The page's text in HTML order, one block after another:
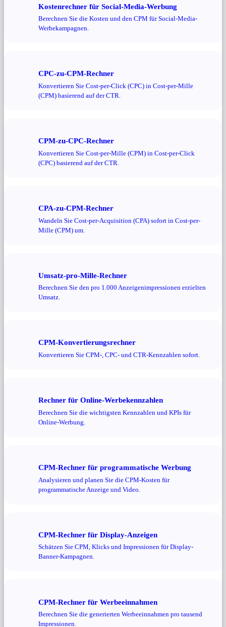
Kostenrechner für Social-Media-Werbung
Berechnen Sie die Kosten und den CPM für Social-Media-
Werbekampagnen.
CPC-zu-CPM-Rechner
Konvertieren Sie Cost-per-Click (CPC) in Cost-per-Mille
(CPM) basierend auf der CTR.
CPM-zu-CPC-Rechner
Konvertieren Sie Cost-per-Mille (CPM) in Cost-per-Click
(CPC) basierend auf der CTR.
CPA-zu-CPM-Rechner
Wandeln Sie Cost-per-Acquisition (CPA) sofort in Cost-per-
Mille (CPM) um.
Umsatz-pro-Mille-Rechner
Berechnen Sie den pro 1.000 Anzeigenimpressionen erzielten
Umsatz.
CPM-Konvertierungsrechner
Konvertieren Sie CPM-, CPC- und CTR-Kennzahlen sofort.
Rechner für Online-Werbekennzahlen
Berechnen Sie die wichtigsten Kennzahlen und KPIs für
Online-Werbung.
CPM-Rechner für programmatische Werbung
Analysieren und planen Sie die CPM-Kosten für
programmatische Anzeige und Video.
CPM-Rechner für Display-Anzeigen
Schätzen Sie CPM, Klicks und Impressionen für Display-
Banner-Kampagnen.
CPM-Rechner für Werbeeinnahmen
Berechnen Sie die generierten Werbeeinnahmen pro tausend
Impressionen.